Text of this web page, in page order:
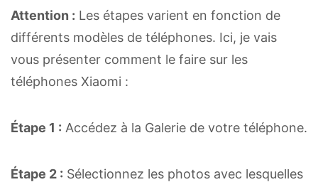
Attention : Les étapes varient en fonction de
différents modèles de téléphones. Ici, je vais
vous présenter comment le faire sur les
téléphones Xiaomi :
Étape 1 : Accédez à la Galerie de votre téléphone.
Étape 2 : Sélectionnez les photos avec lesquelles